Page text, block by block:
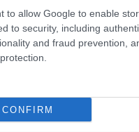
to allow Google to enable
to security, including
and fraud prevention,
CONFIRM